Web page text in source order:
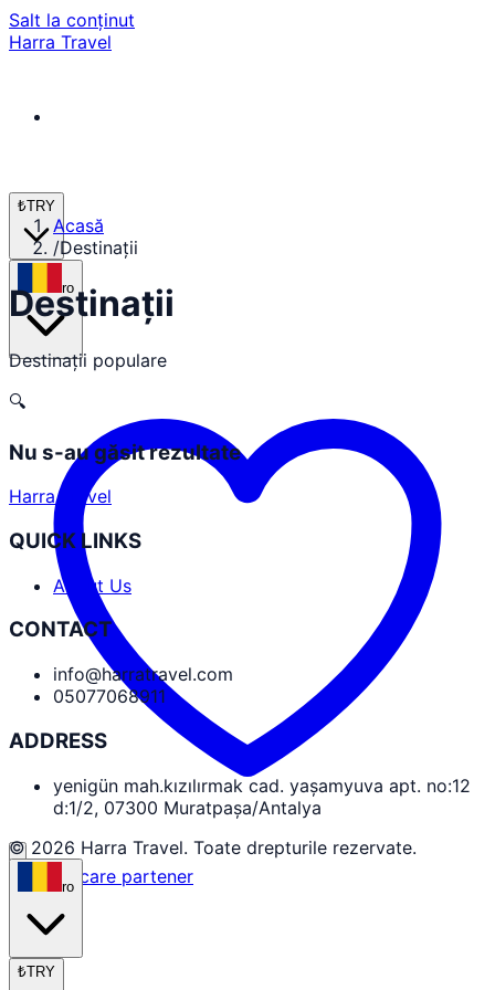
Salt la conținut
Harra Travel
₺TRY
ro
Autentificare partener
Acasă
/Destinații
Destinații
Destinații populare
🔍
Nu s-au găsit rezultate
Harra Travel
QUICK LINKS
About Us
CONTACT
info@harratravel.com
05077068911
ADDRESS
yenigün mah.kızılırmak cad. yaşamyuva apt. no:12
d:1/2, 07300 Muratpaşa/Antalya
© 2026 Harra Travel. Toate drepturile rezervate.
ro
₺TRY